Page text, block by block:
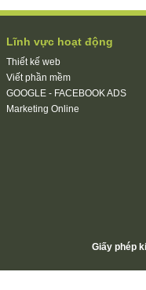
Lĩnh vực hoạt động
Thiết kế web
Viết phần mềm
GOOGLE - FACEBOOK ADS
Marketing Online
Giấy phép